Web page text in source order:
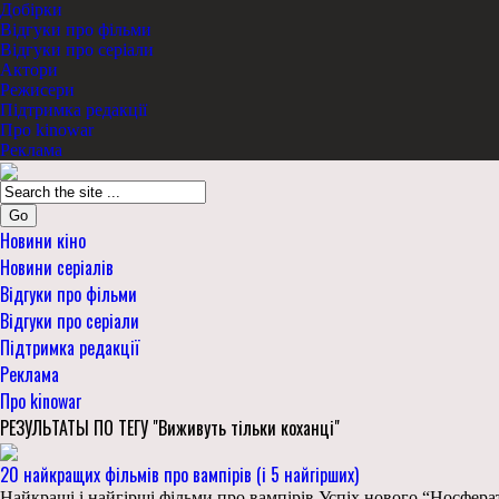
Добірки
Відгуки про фільми
Відгуки про серіали
Актори
Режисери
Підтримка редакції
Про kinowar
Реклама
Go
Новини кіно
Новини серіалів
Відгуки про фільми
Відгуки про серіали
Підтримка редакції
Реклама
Про kinowar
РЕЗУЛЬТАТЫ ПО ТЕГУ "Виживуть тільки коханці"
20 найкращих фільмів про вампірів (і 5 найгірших)